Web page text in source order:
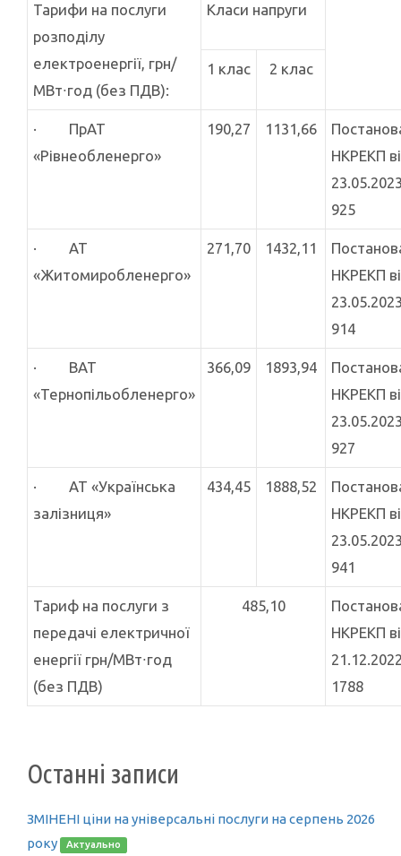
Тарифи на послуги
розподілу
електроенергії, грн/
МВт∙год (без ПДВ):
Класи напруги
1 клас 2 клас
· ПрАТ
«Рівнеобленерго»
190,27 1131,66
НКРЕКП
925
· АТ
«Житомиробленерго»
271,70 1432,11
НКРЕКП
914
· ВАТ
«Тернопільобленерго»
366,09 1893,94
НКРЕКП
927
· АТ «Українська
залізниця»
434,45 1888,52
НКРЕКП
941
Тариф на послуги з
передачі електричної
енергії грн/МВт∙год
(без ПДВ)
485,10
НКРЕКП
1788
Останні записи
ЗМІНЕНІ ціни на універсальні послуги на серпень 2026
року
Актуально